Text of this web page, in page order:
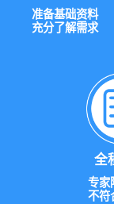
准备基础资料
充分了解需求
全
专家
不符